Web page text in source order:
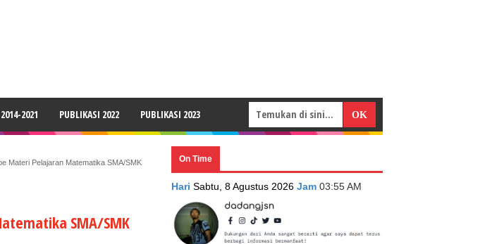
2021 PUBLIKASI 2022 PUBLIKASI 2023
Materi Pelajaran Matematika SMA/SMK
SMA/SMK
On Time
Hari Sabtu, 8 Agustus 2026 Jam 03:55 AM